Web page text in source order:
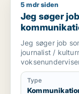
Jeg søger job
5 mdr siden
Jeg søger
/
/
Jeg søger job
journalist /
Type